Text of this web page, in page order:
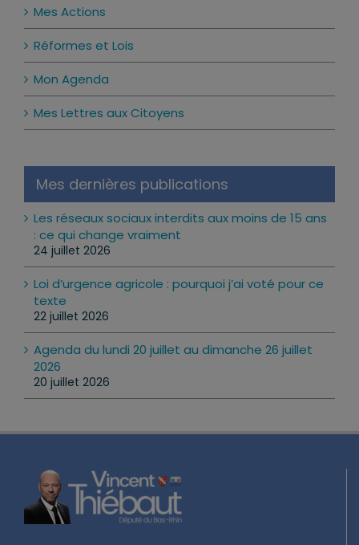
Mes Actions
Réformes et Lois
Mon Agenda
Mes Lettres aux Citoyens
Mes dernières publications
Les réseaux sociaux interdits aux moins de 15 ans
: ce qui change vraiment
24 juillet 2026
Loi d’urgence agricole : pourquoi j’ai voté pour ce
texte
22 juillet 2026
Agenda du lundi 20 juillet au dimanche 26 juillet
2026
20 juillet 2026